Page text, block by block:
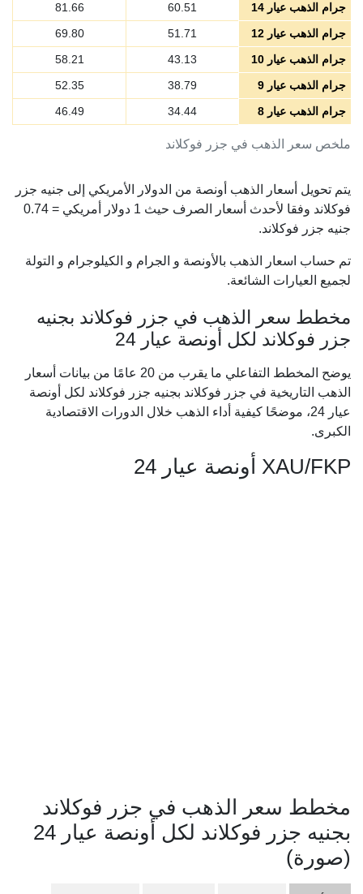
ملخص سعر الذهب في جزر فوكلاند
جرام الذهب عيار 14
60.51
81.66
جرام الذهب عيار 12
51.71
69.80
جرام الذهب عيار 10
43.13
58.21
جرام الذهب عيار 9
38.79
52.35
جرام الذهب عيار 8
34.44
46.49
يتم تحويل أسعار الذهب أونصة من الدولار الأمريكي إلى جنيه جزر
فوكلاند وفقا لأحدث أسعار الصرف حيث 1 دولار أمريكي =
0.74
جنيه جزر فوكلاند.
تم حساب اسعار الذهب بالأونصة و الجرام و الكيلوجرام و التولة
لجميع العيارات الشائعة.
مخطط سعر الذهب في جزر فوكلاند بجنيه
جزر فوكلاند لكل أونصة عيار 24
يوضح المخطط التفاعلي ما يقرب من 20 عامًا من بيانات أسعار
الذهب التاريخية في جزر فوكلاند بجنيه جزر فوكلاند لكل أونصة
عيار 24، موضحًا كيفية أداء الذهب خلال الدورات الاقتصادية
الكبرى.
XAU/FKP أونصة عيار 24
مخطط سعر الذهب في جزر فوكلاند
بجنيه جزر فوكلاند لكل أونصة عيار 24
(صورة)